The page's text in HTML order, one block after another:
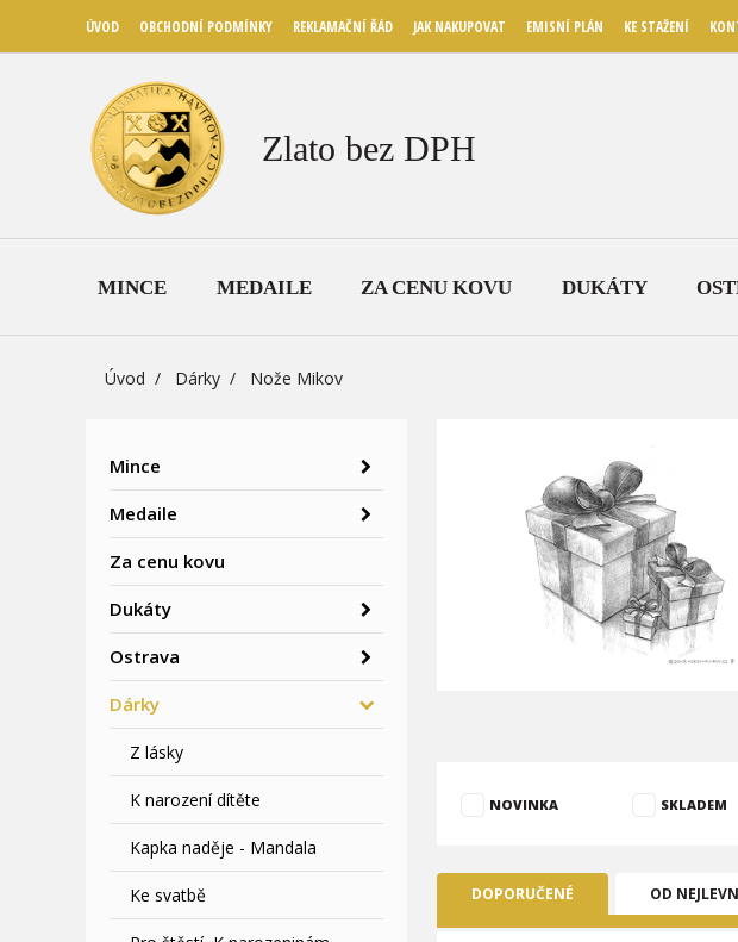
ÚVOD OBCHODNÍ PODMÍNKY REKLAMAČNÍ ŘÁD JAK NAKUPOVAT EMISNÍ PLÁN KE STAŽENÍ
Zlato bez DPH
MINCE MEDAILE ZA CENU KOVU DUKÁTY
Úvod Dárky Nože Mikov
Mince
Medaile
Za cenu kovu
Dukáty
Ostrava
Dárky
Z lásky
K narození dítěte
Kapka naděje - Mandala
Ke svatbě
NOVINKA SKLADEM
DOPORUČENÉ OD